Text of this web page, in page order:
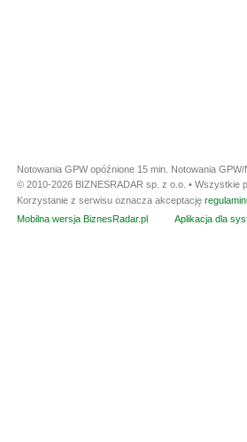
Notowania GPW opóźnione 15 min. Notowania
© 2010-2026 BIZNESRADAR sp. z o.o. • Wszystkie
Korzystanie z serwisu oznacza akceptację
Mobilna wersja BiznesRadar.pl
Aplikacja dla